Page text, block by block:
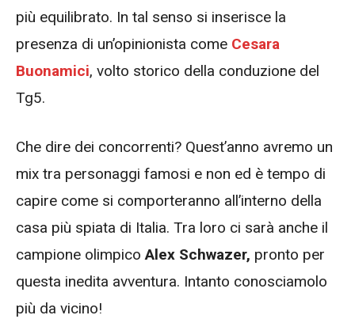
più equilibrato. In tal senso si inserisce la
presenza di un’opinionista come Cesara
Buonamici, volto storico della conduzione del
Tg5.
Che dire dei concorrenti? Quest’anno avremo un
mix tra personaggi famosi e non ed è tempo di
capire come si comporteranno all’interno della
casa più spiata di Italia. Tra loro ci sarà anche il
campione olimpicoAlex Schwazer, pronto per
questa inedita avventura. Intanto conosciamolo
più da vicino!